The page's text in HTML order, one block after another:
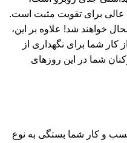
برای تقویت مثبت است.
خواهند شد! علاوه بر این،
کار شما برای نگهداری از
شما در این روزهای
و کار شما بستگی به نوع